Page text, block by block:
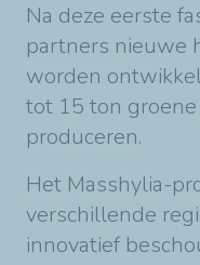
Na deze eerste
partners nieuwe
worden
tot 15 ton
produceren.
Het Masshylia-
verschillende
innovatief